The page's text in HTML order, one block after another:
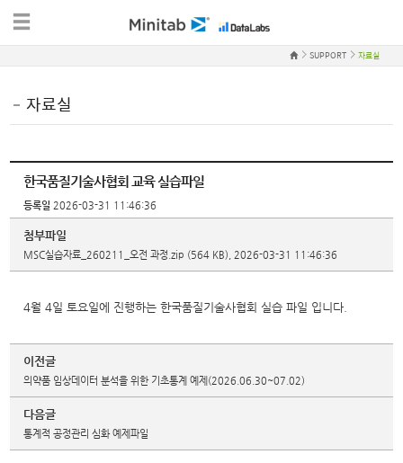
SUPPORT 자료실
자료실
한국품질기술사협회 교육 실습파일
등록일 2026-03-31 11:46:36
첨부파일
MSC실습자료_260211_오전 과정.zip (564 KB), 2026-03-31 11:46:36
4월 4일 토요일에 진행하는 한국품질기술사협회 실습 파일 입니다.
이전글
의약품 임상데이터 분석을 위한 기초통계 예제(2026.06.30~07.02)
다음글
통계적 공정관리 심화 예제파일